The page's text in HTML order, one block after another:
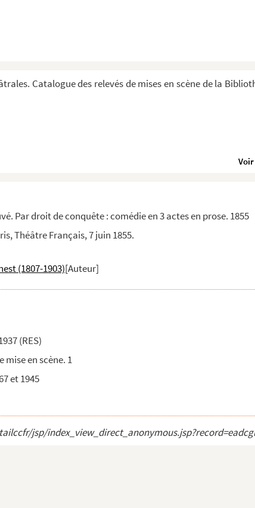
Catalogue des relevés de mises en scène de la
K...
Par droit de conquête : comédie en 3 actes en prose. 1855
Théâtre Français, 7 juin 1855.
(1807-1903)[Auteur]
(RES)
mise en scène. 1
et 1945
jsp/